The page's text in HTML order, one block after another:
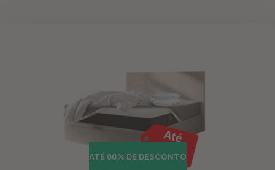
ATÉ 80% DE DESCONTO